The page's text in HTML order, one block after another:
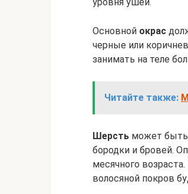
Основной окрас
черные или
занимать на теле
Читайте также:
Шерсть может быть
бородки и бровей.
месячного
волосяной покров